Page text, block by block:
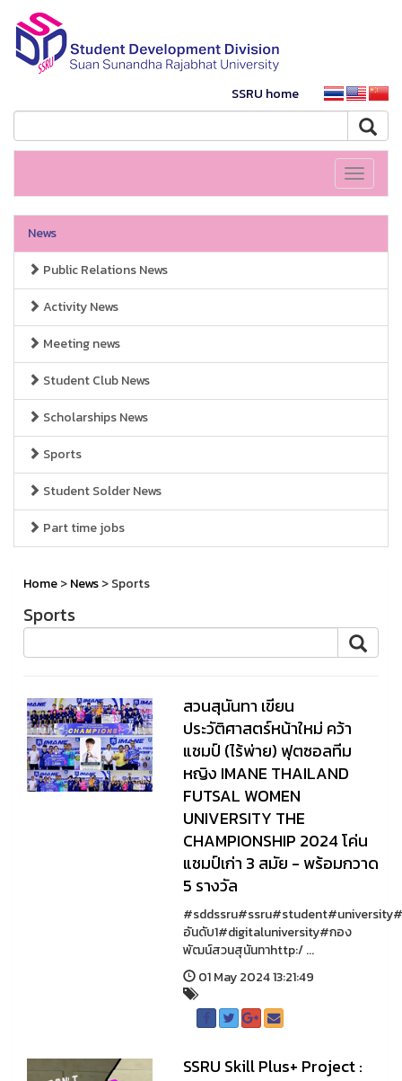
SSRU home
Toggle
News
Public Relations News
Activity News
Meeting news
Student Club News
Scholarships News
Sports
Student Solder News
Part time jobs
Home>News> Sports
Sports
สวนสุนันทา เขียน
ประวัติศาสตร์หน้าใหม่ คว้า
แชมป์ (ไร้พ่าย) ฟุตซอลทีม
หญิง IMANE THAILAND
FUTSAL WOMEN
UNIVERSITY THE
CHAMPIONSHIP 2024 โค่น
แชมป์เก่า 3 สมัย - พร้อมกวาด
5 รางวัล
อันดับ1#digitaluniversity#กอง
พัฒน์สวนสุนันทาhttp:/ ...
01 May 2024 13:21:49
SSRU Skill Plus+ Project :